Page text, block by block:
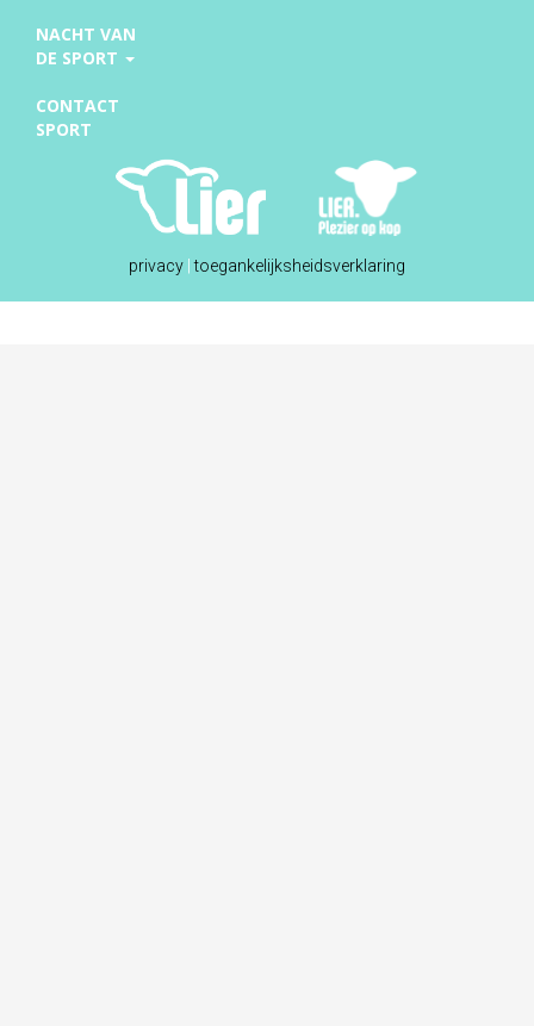
NACHT VAN
DE SPORT
CONTACT
SPORT
privacy |toegankelijksheidsverklaring